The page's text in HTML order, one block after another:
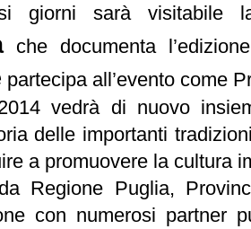
giorni sarà
che documenta
partecipa all’evento come
2014 vedrà di nuovo
delle importanti
a promuovere la cultura
Regione Puglia,
con numerosi partner